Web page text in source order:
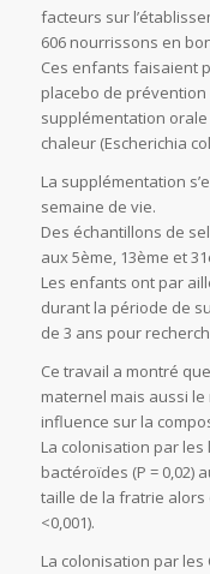
facteurs sur
606 nourrissons en
Ces enfants faisaient
placebo de
supplémentation
chaleur (Escherichia
La supplémentation
semaine de vie.
Des échantillons de
aux 5ème, 13ème et
Les enfants ont par
durant la période de
de 3 ans pour
Ce travail a montré
maternel mais aussi
influence sur la
La colonisation par les
bactéroïdes (P = 0,02)
taille de la fratrie alors
<0,001).
La colonisation par les